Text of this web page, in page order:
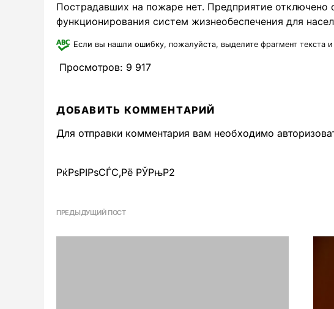
Пострадавших на пожаре нет. Предприятие отключено
функционирования систем жизнеобеспечения для
Если вы нашли ошибку, пожалуйста, выделите фрагмент текста
Просмотров: 9 917
ДОБАВИТЬ КОММЕНТАРИЙ
Для отправки комментария вам необходимо
РќРѕРІРѕСЃС‚Рё РЎРњР2
ПРЕДЫДУЩИЙ ПОСТ